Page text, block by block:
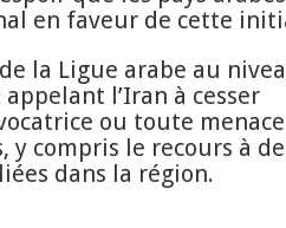
en faveur de cette
la Ligue arabe au
l’Iran à cesser
ou toute menace
y compris le recours à
dans la région.